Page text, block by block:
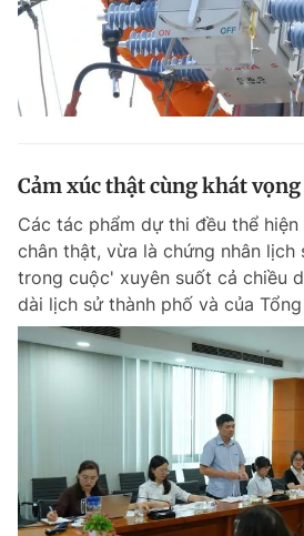
Cảm xúc thật cùng khát
Các tác phẩm dự thi đều thể
chân thật, vừa là chứng nhân lịch
trong cuộc' xuyên suốt cả chiều
dài lịch sử thành phố và của